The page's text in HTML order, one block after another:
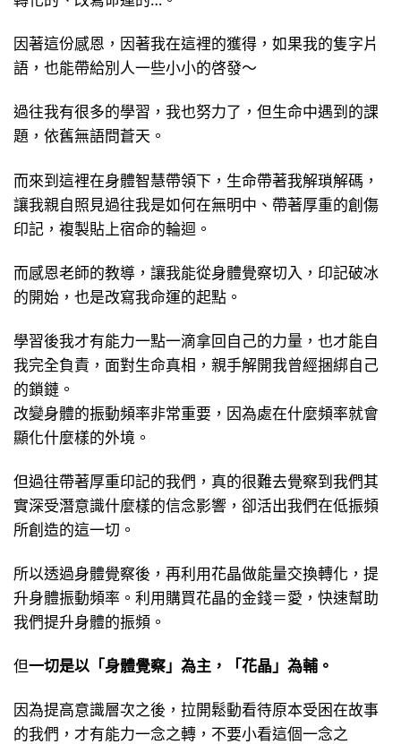
因著這份感恩，因著我在這裡的獲得，如果我的隻字片
語，也能帶給別人一些小小的啓發～
過往我有很多的學習，我也努力了，但生命中遇到的課
題，依舊無語問蒼天。
而來到這裡在身體智慧帶領下，生命帶著我解瑣解碼，
讓我親自照見過往我是如何在無明中、帶著厚重的創傷
印記，複製貼上宿命的輪迴。
而感恩老師的教導，讓我能從身體覺察切入，印記破冰
的開始，也是改寫我命運的起點。
學習後我才有能力一點一滴拿回自己的力量，也才能自
我完全負責，面對生命真相，親手解開我曾經捆綁自己
的鎖鏈。
改變身體的振動頻率非常重要，因為處在什麼頻率就會
顯化什麼樣的外境。
但過往帶著厚重印記的我們，真的很難去覺察到我們其
實深受潛意識什麼樣的信念影響，卻活出我們在低振頻
所創造的這一切。
所以透過身體覺察後，再利用花晶做能量交換轉化，提
升身體振動頻率。利用購買花晶的金錢＝愛，快速幫助
我們提升身體的振頻。
但一切是以「身體覺察」為主，「花晶」為輔。
因為提高意識層次之後，拉開鬆動看待原本受困在故事
的我們，才有能力一念之轉，不要小看這個一念之